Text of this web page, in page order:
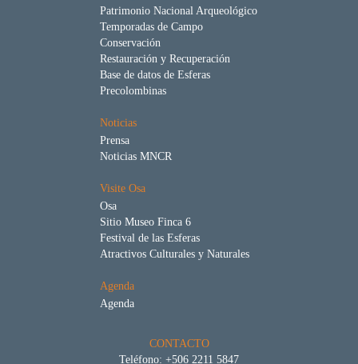
Patrimonio Nacional Arqueológico
Temporadas de Campo
Conservación
Restauración y Recuperación
Base de datos de Esferas
Precolombinas
Noticias
Prensa
Noticias MNCR
Visite Osa
Osa
Sitio Museo Finca 6
Festival de las Esferas
Atractivos Culturales y Naturales
Agenda
Agenda
CONTACTO
Teléfono: +506 2211 5847